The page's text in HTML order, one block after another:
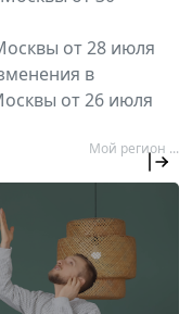
от 28 июля
в
от 26 июля
Мой регион ...